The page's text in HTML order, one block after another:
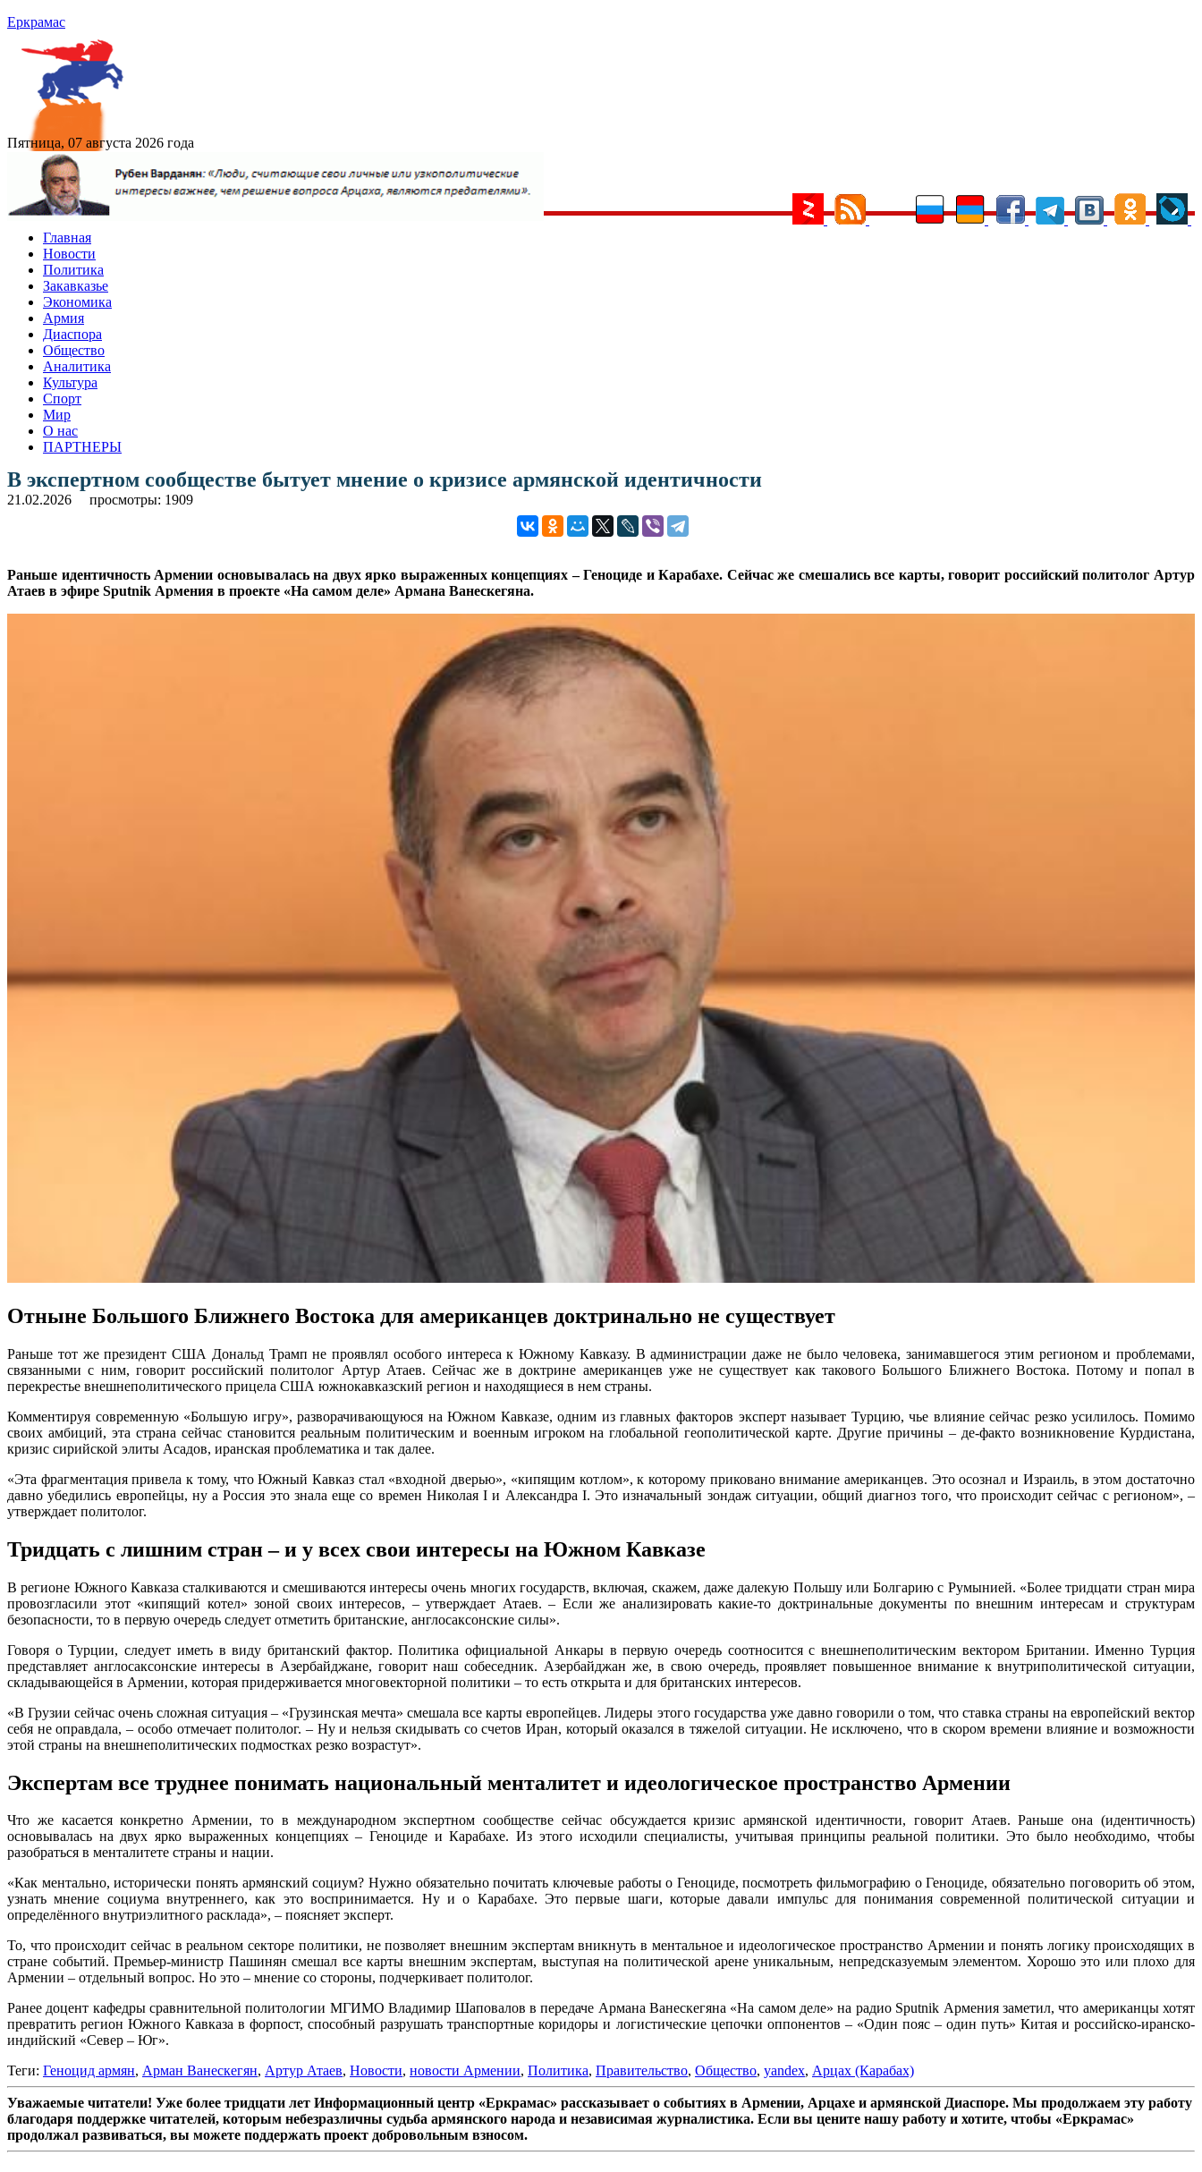
Еркрамас
Пятница, 07 августа 2026 года
Главная
Новости
Политика
Закавказье
Экономика
Армия
Диаспора
Общество
Аналитика
Культура
Спорт
Мир
О нас
ПАРТНЕРЫ
В экспертном сообществе бытует мнение о кризисе армянской идентичности
21.02.2026 просмотры: 1909
Раньше идентичность Армении основывалась на двух ярко выраженных концепциях – Геноциде и Карабахе. Сейчас же смешались все карты, говорит российский политолог Артур
Атаев в эфире Sputnik Армения в проекте «На самом деле» Армана Ванескегяна.
Отныне Большого Ближнего Востока для американцев доктринально не существует
Раньше тот же президент США Дональд Трамп не проявлял особого интереса к Южному Кавказу. В администрации даже не было человека, занимавшегося этим регионом и проблемами,
связанными с ним, говорит российский политолог Артур Атаев. Сейчас же в доктрине американцев уже не существует как такового Большого Ближнего Востока. Потому и попал в
перекрестье внешнеполитического прицела США южнокавказский регион и находящиеся в нем страны.
Комментируя современную «Большую игру», разворачивающуюся на Южном Кавказе, одним из главных факторов эксперт называет Турцию, чье влияние сейчас резко усилилось. Помимо
своих амбиций, эта страна сейчас становится реальным политическим и военным игроком на глобальной геополитической карте. Другие причины – де-факто возникновение Курдистана,
кризис сирийской элиты Асадов, иранская проблематика и так далее.
«Эта фрагментация привела к тому, что Южный Кавказ стал «входной дверью», «кипящим котлом», к которому приковано внимание американцев. Это осознал и Израиль, в этом достаточно
давно убедились европейцы, ну а Россия это знала еще со времен Николая I и Александра I. Это изначальный зондаж ситуации, общий диагноз того, что происходит сейчас с регионом», –
утверждает политолог.
Тридцать с лишним стран – и у всех свои интересы на Южном Кавказе
В регионе Южного Кавказа сталкиваются и смешиваются интересы очень многих государств, включая, скажем, даже далекую Польшу или Болгарию с Румынией. «Более тридцати стран мира
провозгласили этот «кипящий котел» зоной своих интересов, – утверждает Атаев. – Если же анализировать какие-то доктринальные документы по внешним интересам и структурам
безопасности, то в первую очередь следует отметить британские, англосаксонские силы».
Говоря о Турции, следует иметь в виду британский фактор. Политика официальной Анкары в первую очередь соотносится с внешнеполитическим вектором Британии. Именно Турция
представляет англосаксонские интересы в Азербайджане, говорит наш собеседник. Азербайджан же, в свою очередь, проявляет повышенное внимание к внутриполитической ситуации,
складывающейся в Армении, которая придерживается многовекторной политики – то есть открыта и для британских интересов.
«В Грузии сейчас очень сложная ситуация – «Грузинская мечта» смешала все карты европейцев. Лидеры этого государства уже давно говорили о том, что ставка страны на европейский вектор
себя не оправдала, – особо отмечает политолог. – Ну и нельзя скидывать со счетов Иран, который оказался в тяжелой ситуации. Не исключено, что в скором времени влияние и возможности
этой страны на внешнеполитических подмостках резко возрастут».
Экспертам все труднее понимать национальный менталитет и идеологическое пространство Армении
Что же касается конкретно Армении, то в международном экспертном сообществе сейчас обсуждается кризис армянской идентичности, говорит Атаев. Раньше она (идентичность)
основывалась на двух ярко выраженных концепциях – Геноциде и Карабахе. Из этого исходили специалисты, учитывая принципы реальной политики. Это было необходимо, чтобы
разобраться в менталитете страны и нации.
«Как ментально, исторически понять армянский социум? Нужно обязательно почитать ключевые работы о Геноциде, посмотреть фильмографию о Геноциде, обязательно поговорить об этом,
узнать мнение социума внутреннего, как это воспринимается. Ну и о Карабахе. Это первые шаги, которые давали импульс для понимания современной политической ситуации и
определённого внутриэлитного расклада», – поясняет эксперт.
То, что происходит сейчас в реальном секторе политики, не позволяет внешним экспертам вникнуть в ментальное и идеологическое пространство Армении и понять логику происходящих в
стране событий. Премьер-министр Пашинян смешал все карты внешним экспертам, выступая на политической арене уникальным, непредсказуемым элементом. Хорошо это или плохо для
Армении – отдельный вопрос. Но это – мнение со стороны, подчеркивает политолог.
Ранее доцент кафедры сравнительной политологии МГИМО Владимир Шаповалов в передаче Армана Ванескегяна «На самом деле» на радио Sputnik Армения заметил, что американцы хотят
превратить регион Южного Кавказа в форпост, способный разрушать транспортные коридоры и логистические цепочки оппонентов – «Один пояс – один путь» Китая и российско-иранско-
индийский «Север – Юг».
Теги: Геноцид армян, Арман Ванескегян, Артур Атаев, Новости, новости Армении, Политика, Правительство, Общество, yandex, Арцах (Карабах)
Уважаемые читатели! Уже более тридцати лет Информационный центр «Еркрамас» рассказывает о событиях в Армении, Арцахе и армянской Диаспоре. Мы продолжаем эту работу
благодаря поддержке читателей, которым небезразличны судьба армянского народа и независимая журналистика. Если вы цените нашу работу и хотите, чтобы «Еркрамас»
продолжал развиваться, вы можете поддержать проект добровольным взносом.